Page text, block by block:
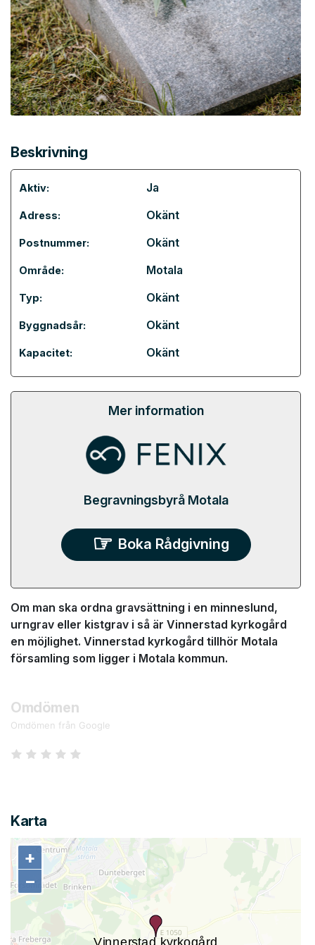
Beskrivning
Aktiv: Ja
Adress: Okänt
Postnummer: Okänt
Område: Motala
Typ: Okänt
Byggnadsår: Okänt
Kapacitet: Okänt
Mer information
Begravningsbyrå Motala
Boka Rådgivning
Om man ska ordna gravsättning i en minneslund,
urngrav eller kistgrav i så är Vinnerstad kyrkogård
en möjlighet. Vinnerstad kyrkogård tillhör Motala
församling som ligger i Motala kommun.
Omdömen
Omdömen från Google
Karta
+
−
+
−